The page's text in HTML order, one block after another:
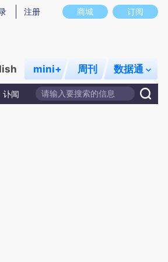
意图存在偏差。不代表财新观点和立场。推荐点
商城 订阅
注册
mini+ 周刊 数据通
讣闻